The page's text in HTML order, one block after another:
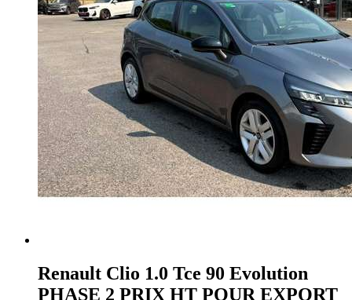
Renault Clio 1.0 Tce 90 Evolution
PHASE 2 PRIX HT POUR EXPORT